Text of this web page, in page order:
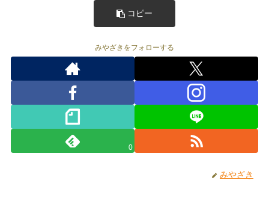
コピー
みやざきをフォローする
0
みやざき